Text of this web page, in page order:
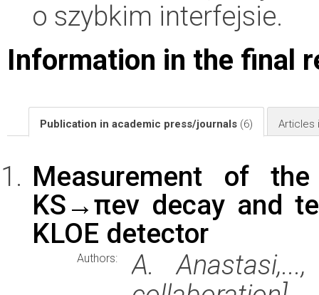
o szybkim interfejsie.
Information in the final
Publication in academic press/journals (6) Articles
Measurement of
KS→πeν decay and
KLOE detector
Authors:
A.